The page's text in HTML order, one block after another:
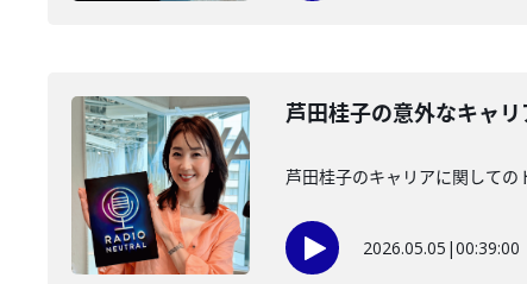
芦田桂子の意外なキャ
芦田桂子のキャリアに関しての
2026.05.05 |00:39:00